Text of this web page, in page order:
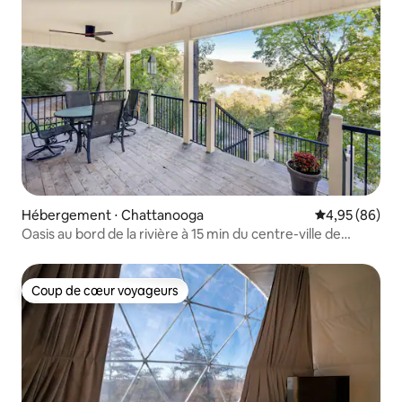
Hébergement ⋅ Chattanooga Évaluation
4,95 (86)
Oasis au bord de la rivière à 15 min du centre-ville de
Coup de cœur voyageurs
Coup de cœur voyageurs